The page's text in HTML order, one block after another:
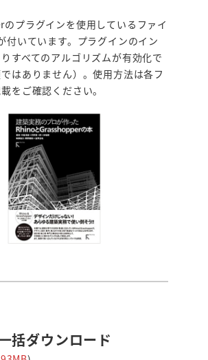
プラグインを使用しているファイ
付いています。プラグインのイン
すべてのアルゴリズムが有効化で
はありません）。使用方法は各フ
をご確認ください。
括ダウンロード